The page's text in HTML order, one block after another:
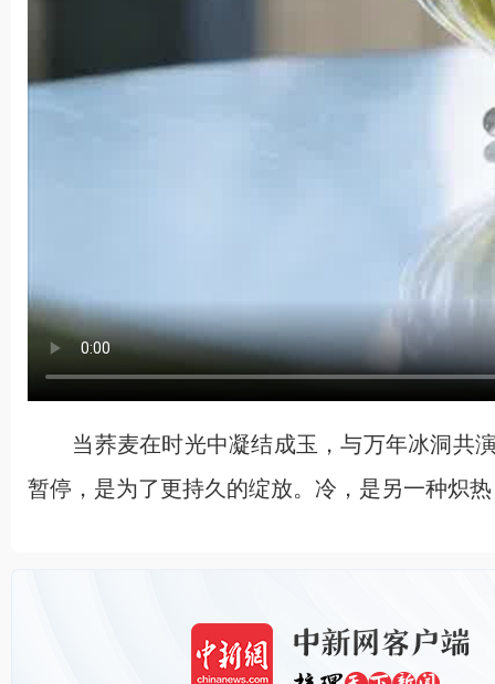
当荞麦在时光中凝结成玉，与万年冰洞共演
暂停，是为了更持久的绽放。冷，是另一种炽